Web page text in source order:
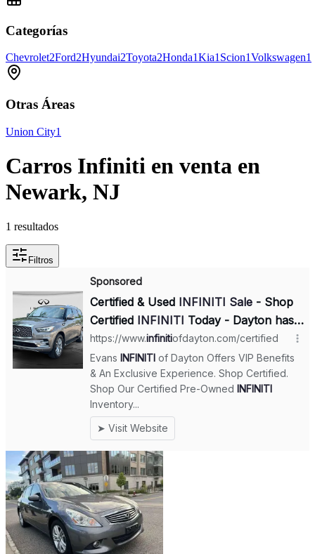
Categorías
Chevrolet2Ford2Hyundai2Toyota2Honda1Kia1Scion1Volkswagen1
Otras Áreas
Union City1
Carros Infiniti en venta en
Newark, NJ
1 resultados
Filtros